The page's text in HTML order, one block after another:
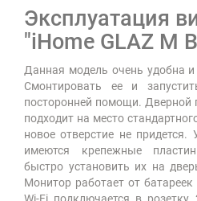
Эксплуатация
"iHome GLAZ М
Данная модель очень удобна
Смонтировать ее и
посторонней помощи. Дверной
подходит на место
новое отверстие не
имеются крепежные
быстро установить их на
Монитор работает от